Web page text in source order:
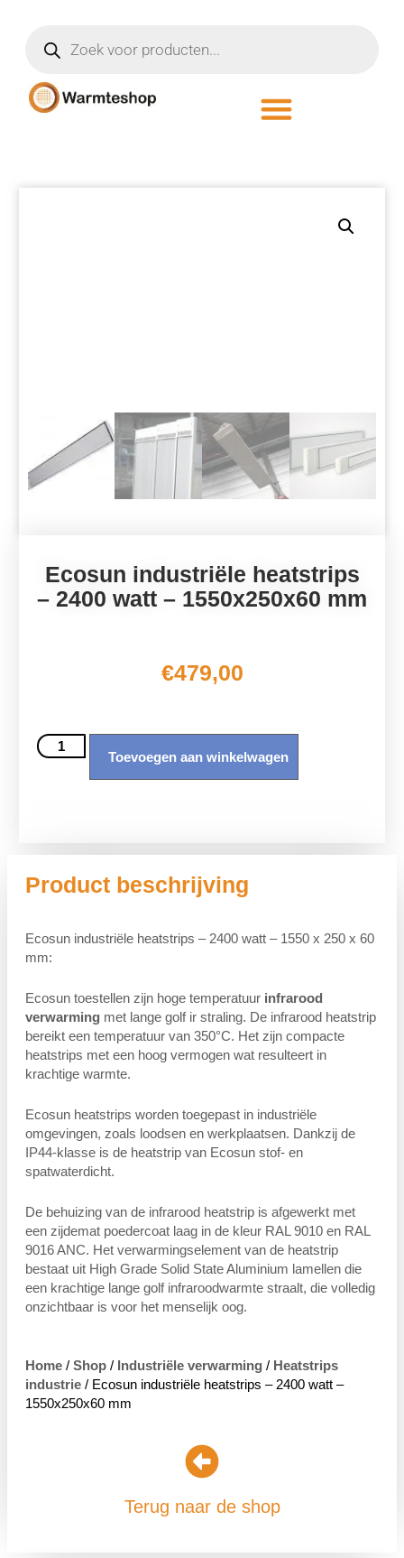
Ecosun industriële heatstrips
– 2400 watt – 1550x250x60 mm
€479,00
Toevoegen aan winkelwagen
Product beschrijving
Ecosun industriële heatstrips – 2400 watt – 1550 x 250 x 60
mm:
Ecosun toestellen zijn hoge temperatuur infrarood
verwarming met lange golf ir straling. De infrarood heatstrip
bereikt een temperatuur van 350°C. Het zijn compacte
heatstrips met een hoog vermogen wat resulteert in
krachtige warmte.
Ecosun heatstrips worden toegepast in industriële
omgevingen, zoals loodsen en werkplaatsen. Dankzij de
IP44-klasse is de heatstrip van Ecosun stof- en
spatwaterdicht.
De behuizing van de infrarood heatstrip is afgewerkt met
een zijdemat poedercoat laag in de kleur RAL 9010 en RAL
9016 ANC. Het verwarmingselement van de heatstrip
bestaat uit High Grade Solid State Aluminium lamellen die
een krachtige lange golf infraroodwarmte straalt, die volledig
onzichtbaar is voor het menselijk oog.
Home / Shop / Industriële verwarming / Heatstrips
industrie / Ecosun industriële heatstrips – 2400 watt –
1550x250x60 mm
Terug naar de shop